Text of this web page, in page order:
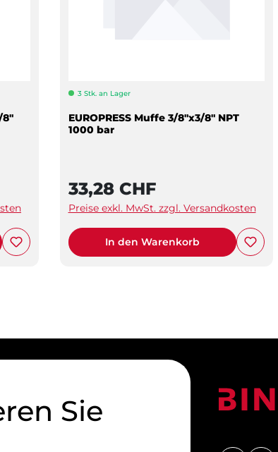
8"
3 Stk. an Lager
EUROPRESS Muffe 3/8"x3/8" NPT
1000 bar
33,28 CHF
Preise exkl. MwSt. zzgl. Versandkosten
In den Warenkorb
Sie